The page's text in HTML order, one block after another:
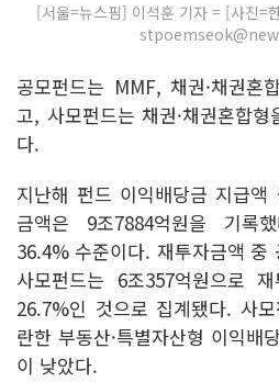
[서울=뉴스핌] 이석훈 기자 = [사진=
공모펀드는 MMF, 채권·채권혼
고, 사모펀드는 채권·채권혼합
다.
지난해 펀드 이익배당금 지급
금액은 9조7884억원을 기록
36.4% 수준이다. 재투자금액 중
사모펀드는 6조357억원으로
26.7%인 것으로 집계됐다. 사
란한 부동산·특별자산형 이익배
이 낮았다.